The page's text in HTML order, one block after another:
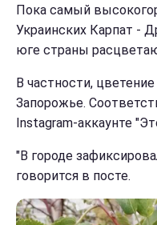
Пока самый
Украинских Карпат -
юге страны
В частности,
Запорожье.
Instagram-аккаунте
"В городе
говорится в посте.